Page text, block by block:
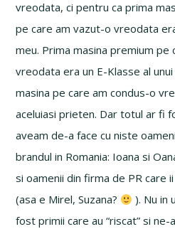
vreodata, ci pentru ca prima
pe care am vazut-o vreodata
meu. Prima masina premium pe
vreodata era un E-Klasse al
masina pe care am condus-o
aceluiasi prieten. Dar totul ar fi
aveam de-a face cu niste
brandul in Romania: Ioana si
si oamenii din firma de PR care
(asa e Mirel, Suzana?
). Nu in
fost primii care au “riscat” si